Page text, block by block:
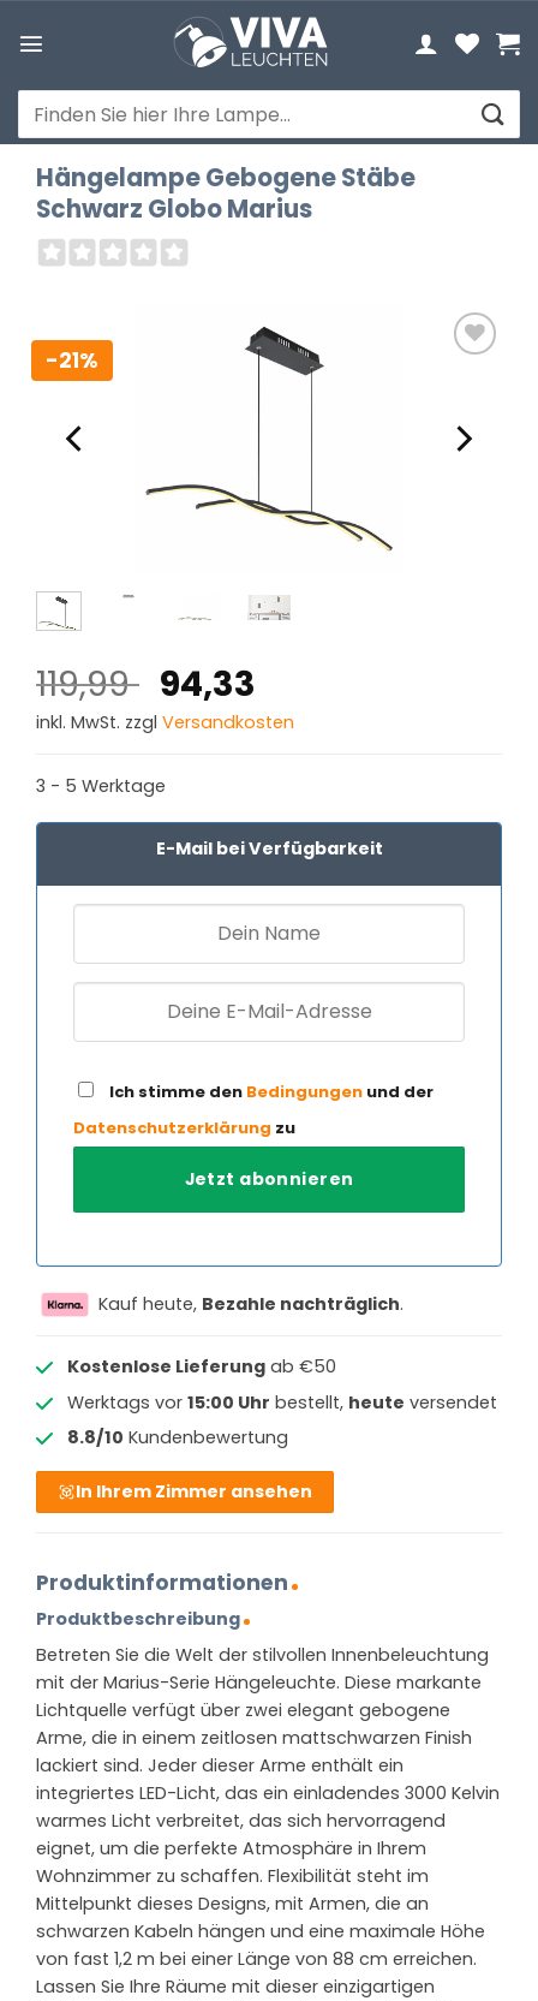
Inhalt
Suchen
nach:
Hängelampe Gebogene Stäbe
Schwarz Globo Marius
-21%
119,99 Ursprünglicher
Preis
119,99 €
94,33
Preis
inkl. MwSt. zzgl Versandkosten
3 - 5 Werktage
E-Mail bei Verfügbarkeit
Ich stimme den Bedingungen und der
Datenschutzerklärung zu
Kauf heute, Bezahle nachträglich.
Kostenlose Lieferungab €50
Werktags vor 15:00 Uhr bestellt, heute versendet
8.8/10 Kundenbewertung
In Ihrem Zimmer ansehen
Produktinformationen
Produktbeschreibung
Betreten Sie die Welt der stilvollen Innenbeleuchtung
mit der Marius-Serie Hängeleuchte. Diese markante
Lichtquelle verfügt über zwei elegant gebogene
Arme, die in einem zeitlosen mattschwarzen Finish
lackiert sind. Jeder dieser Arme enthält ein
integriertes LED-Licht, das ein einladendes 3000 Kelvin
warmes Licht verbreitet, das sich hervorragend
eignet, um die perfekte Atmosphäre in Ihrem
Wohnzimmer zu schaffen. Flexibilität steht im
Mittelpunkt dieses Designs, mit Armen, die an
schwarzen Kabeln hängen und eine maximale Höhe
von fast 1,2 m bei einer Länge von 88 cm erreichen.
Lassen Sie Ihre Räume mit dieser einzigartigen